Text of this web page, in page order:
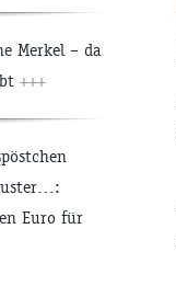
Merkel – da
+++
Euro für